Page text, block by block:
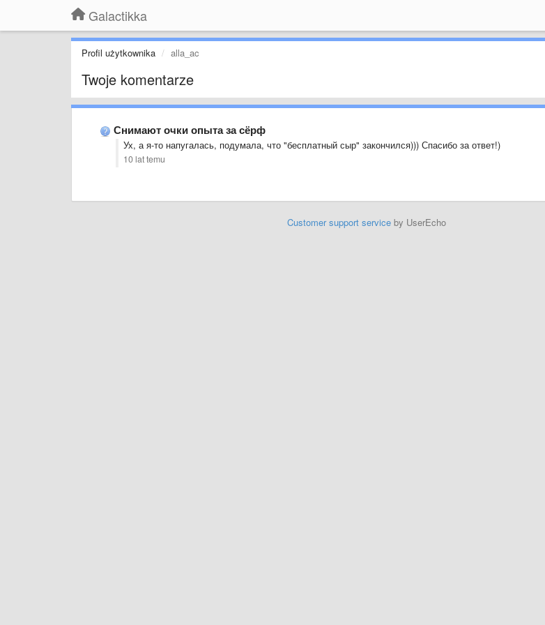
Galactikka
Profil użytkownika alla_ac
Twoje komentarze
Снимают очки опыта за сёрф
Ух, а я-то напугалась, подумала, что "бесплатный сыр" закончился))) Спасибо за ответ!)
10 lat temu
Customer support serviceby UserEcho